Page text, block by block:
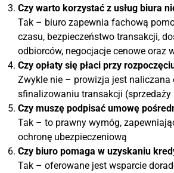
Czy warto korzystać z usług biura
Tak – biuro zapewnia fachową
czasu, bezpieczeństwo transakcji,
odbiorców, negocjacje cenowe oraz
Czy opłaty się płaci przy
Zwykle nie – prowizja jest naliczana
sfinalizowaniu transakcji
Czy muszę podpisać umowę
Tak – to prawny wymóg,
ochronę ubezpieczeniową
Czy biuro pomaga w uzyskaniu
Tak – oferowane jest wsparcie